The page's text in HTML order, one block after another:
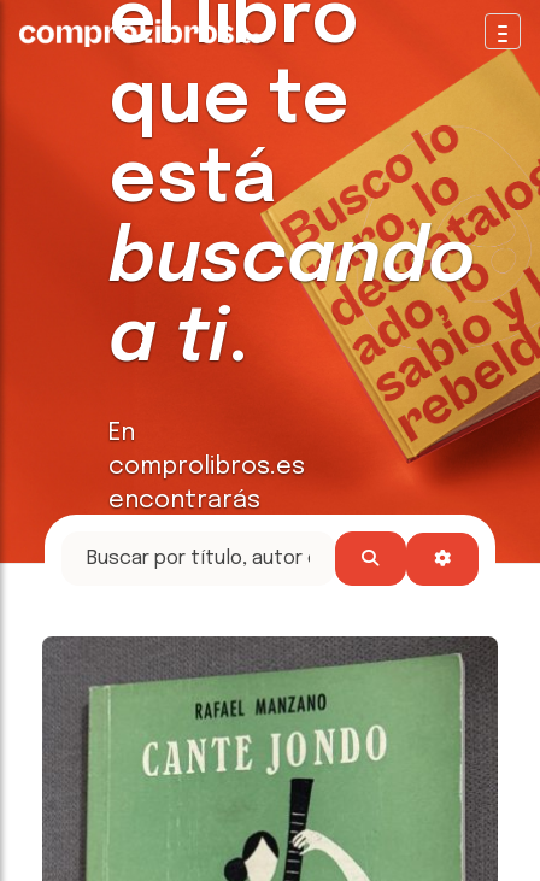
el libro
que te
está
buscando
a ti.
En
comprolibros.es
encontrarás
tesoros